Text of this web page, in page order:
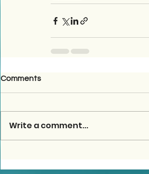
Comments
Write a comment...